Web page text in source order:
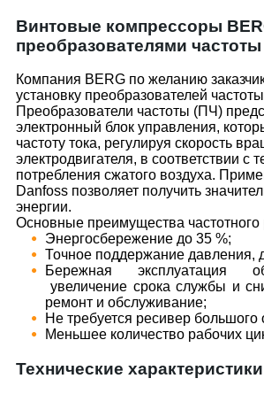
Винтовые компрессоры
преобразователями
Компания BERG по желанию
установку преобразователей
Преобразователи частоты (ПЧ)
электронный блок управления,
частоту тока, регулируя скорость
электродвигателя, в соответствии
потребления сжатого воздуха.
Danfoss позволяет получить
энергии.
Основные преимущества частотного
Энергосбережение до 35 %;
Точное поддержание давления,
Бережная эксплуатация
увеличение срока службы и
ремонт и обслуживание;
Не требуется ресивер большого
Меньшее количество рабочих
Технические